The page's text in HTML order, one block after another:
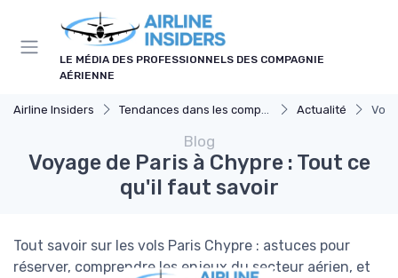
LE MÉDIA DES PROFESSIONNELS DES COMPAGNIE
AÉRIENNE
Airline Insiders Tendances dans les compagnies aériennes Actualité
Blog
Voyage de Paris à Chypre : Tout ce
qu'il faut savoir
Tout savoir sur les vols Paris Chypre : astuces pour
réserver, comprendre les enjeux du secteur aérien, et
Panneau de gestion des cookies